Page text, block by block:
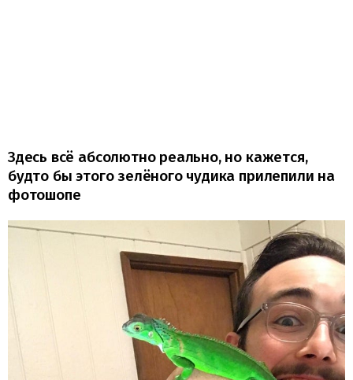
Здесь всё абсолютно реально, но кажется,
будто бы этого зелёного чудика прилепили на
фотошопе